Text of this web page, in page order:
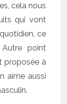
cela nous
qui vont
ce
point
proposée à
aime aussi